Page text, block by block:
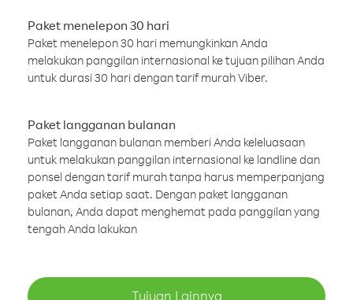
Paket menelepon 30 hari
Paket menelepon 30 hari memungkinkan Anda
melakukan panggilan internasional ke tujuan pilihan Anda
untuk durasi 30 hari dengan tarif murah Viber.
Paket langganan bulanan
Paket langganan bulanan memberi Anda keleluasaan
untuk melakukan panggilan internasional ke landline dan
ponsel dengan tarif murah tanpa harus memperpanjang
paket Anda setiap saat. Dengan paket langganan
bulanan, Anda dapat menghemat pada panggilan yang
tengah Anda lakukan
Tujuan Lainnya